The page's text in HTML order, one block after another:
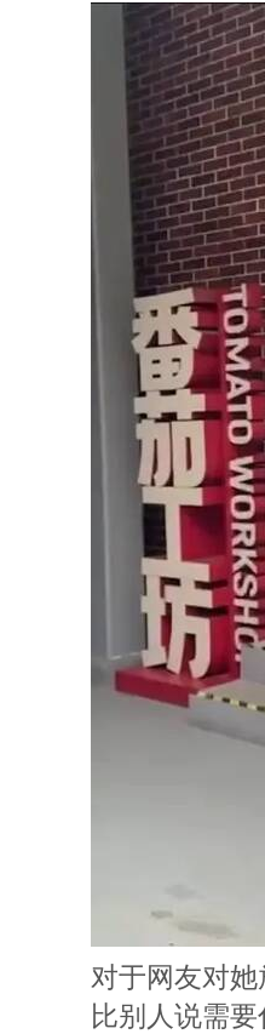
对于网友对
比别人说需